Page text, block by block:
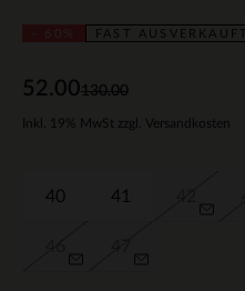
FAST AUSVERKAUFT
130.00
52.00
Inkl. 19% MwSt zzgl. Versandkosten
40 41